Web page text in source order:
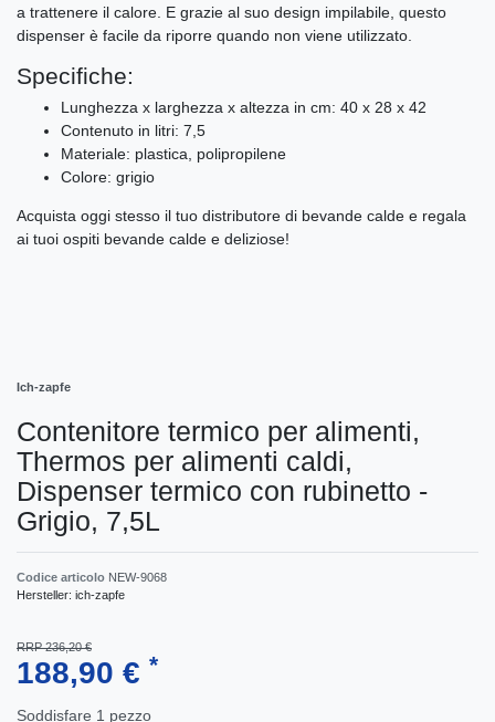
a trattenere il calore. E grazie al suo design impilabile, questo
dispenser è facile da riporre quando non viene utilizzato.
Specifiche:
Lunghezza x larghezza x altezza in cm: 40 x 28 x 42
Contenuto in litri: 7,5
Materiale: plastica, polipropilene
Colore: grigio
Acquista oggi stesso il tuo distributore di bevande calde e regala
ai tuoi ospiti bevande calde e deliziose!
Ich-zapfe
Contenitore termico per alimenti,
Thermos per alimenti caldi,
Dispenser termico con rubinetto -
Grigio, 7,5L
Codice articolo NEW-9068
Hersteller: ich-zapfe
RRP 236,20 €
188,90 € *
Soddisfare 1 pezzo